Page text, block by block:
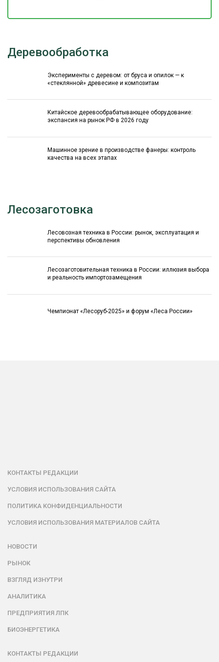
Деревообработка
Эксперименты с деревом: от бруса и опилок — к
«стеклянной» древесине и композитам
Китайское деревообрабатывающее оборудование:
экспансия на рынок РФ в 2026 году
Машинное зрение в производстве фанеры: контроль
качества на всех этапах
Лесозаготовка
Лесовозная техника в России: рынок, эксплуатация и
перспективы обновления
Лесозаготовительная техника в России: иллюзия выбора
и реальность импортозамещения
Чемпионат «Лесоруб-2025» и форум «Леса России»
КОНТАКТЫ РЕДАКЦИИ
УСЛОВИЯ ИСПОЛЬЗОВАНИЯ САЙТА
ПОЛИТИКА КОНФИДЕНЦИАЛЬНОСТИ
УСЛОВИЯ ИСПОЛЬЗОВАНИЯ МАТЕРИАЛОВ САЙТА
НОВОСТИ
РЫНОК
ВЗГЛЯД ИЗНУТРИ
АНАЛИТИКА
ПРЕДПРИЯТИЯ ЛПК
БИОЭНЕРГЕТИКА
КОНТАКТЫ РЕДАКЦИИ